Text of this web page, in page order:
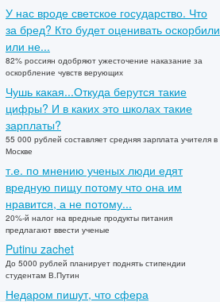
У нас вроде светское государство. Что
за бред? Кто будет оценивать оскорбили
или не...
82% россиян одобряют ужесточение наказание за
оскорбление чувств верующих
Чушь какая...Откуда берутся такие
цифры? И в каких это школах такие
зарплаты?
55 000 рублей составляет средняя зарплата учителя в
Москве
т.е. по мнению ученых люди едят
вредную пищу потому что она им
нравится, а не потому...
20%-й налог на вредные продукты питания
предлагают ввести ученые
Putinu zachet
До 5000 рублей планирует поднять стипендии
студентам В.Путин
Недаром пишут, что сфера